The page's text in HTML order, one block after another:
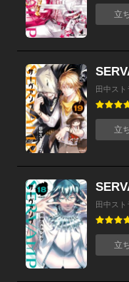
立
田中スト
立
田中スト
立